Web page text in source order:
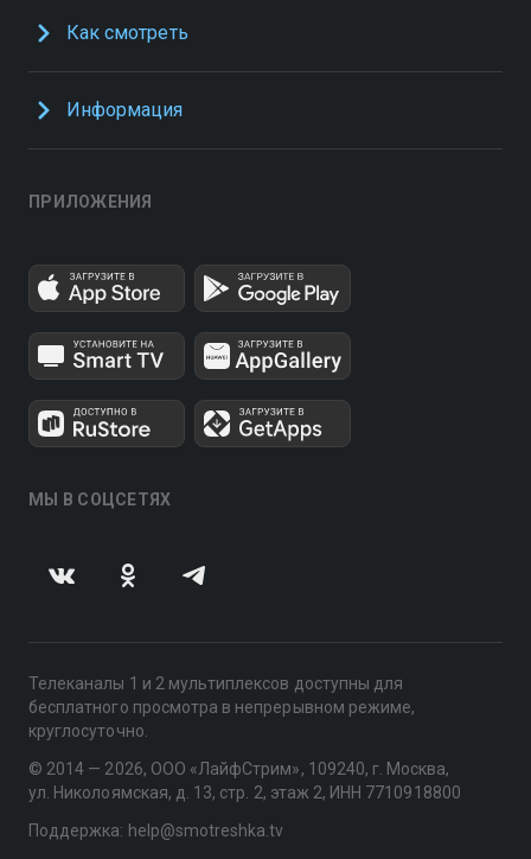
Как смотреть
Информация
ПРИЛОЖЕНИЯ
МЫ В СОЦСЕТЯХ
Телеканалы 1 и 2 мультиплексов доступны для
бесплатного просмотра в непрерывном режиме,
круглосуточно.
© 2014 — 2026, ООО «ЛайфСтрим», 109240, г. Москва,
ул. Николоямская, д. 13, стр. 2, этаж 2, ИНН 7710918800
Поддержка: help@smotreshka.tv